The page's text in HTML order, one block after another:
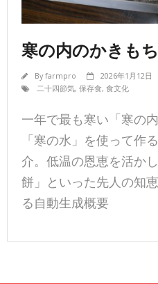
寒の内のかきもち
Byfarmpro 2026年1月12日
二十四節気, 保存食, 食文化
一年で最も寒い「寒の
「寒の水」を使って作
介。低温の恩恵を活か
餅」といった先人の知
る自動生成概要